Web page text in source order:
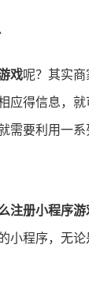
戏呢？其实
应得信息，
需要利用一
注册小程序游
小程序，无